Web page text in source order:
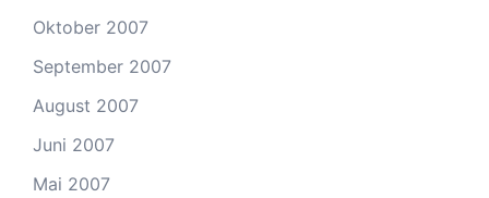
Oktober 2007
September 2007
August 2007
Juni 2007
Mai 2007